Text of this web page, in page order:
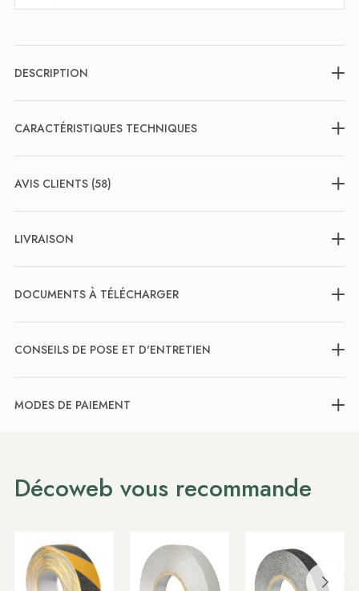
DESCRIPTION
CARACTÉRISTIQUES TECHNIQUES
AVIS CLIENTS (58)
LIVRAISON
DOCUMENTS À TÉLÉCHARGER
CONSEILS DE POSE ET D'ENTRETIEN
MODES DE PAIEMENT
Décoweb vous recommande